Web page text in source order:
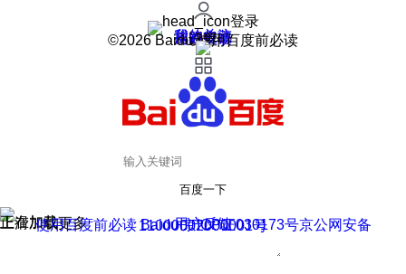
登录
我的关注
我的收藏
皮肤中心
用户反馈
设置
©2026 Baidu 使用百度前必读
百度一下
正在加载
上滑加载更多 用户反馈
使用百度前必读 Baidu 京ICP证030173号
京公网安备11000002000001号